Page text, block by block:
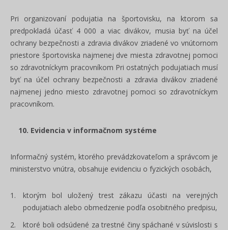
Pri organizovaní podujatia na športovisku, na ktorom sa
predpokladá účasť 4 000 a viac divákov, musia byť na účel
ochrany bezpečnosti a zdravia divákov zriadené vo vnútornom
priestore športoviska najmenej dve miesta zdravotnej pomoci
so zdravotníckym pracovníkom Pri ostatných podujatiach musí
byť na účel ochrany bezpečnosti a zdravia divákov zriadené
najmenej jedno miesto zdravotnej pomoci so zdravotníckym
pracovníkom.
10. Evidencia v informačnom systéme
Informačný systém, ktorého prevádzkovateľom a správcom je
ministerstvo vnútra, obsahuje evidenciu o fyzických osobách,
ktorým bol uložený trest zákazu účasti na verejných
podujatiach alebo obmedzenie podľa osobitného predpisu,
ktoré boli odsúdené za trestné činy spáchané v súvislosti s